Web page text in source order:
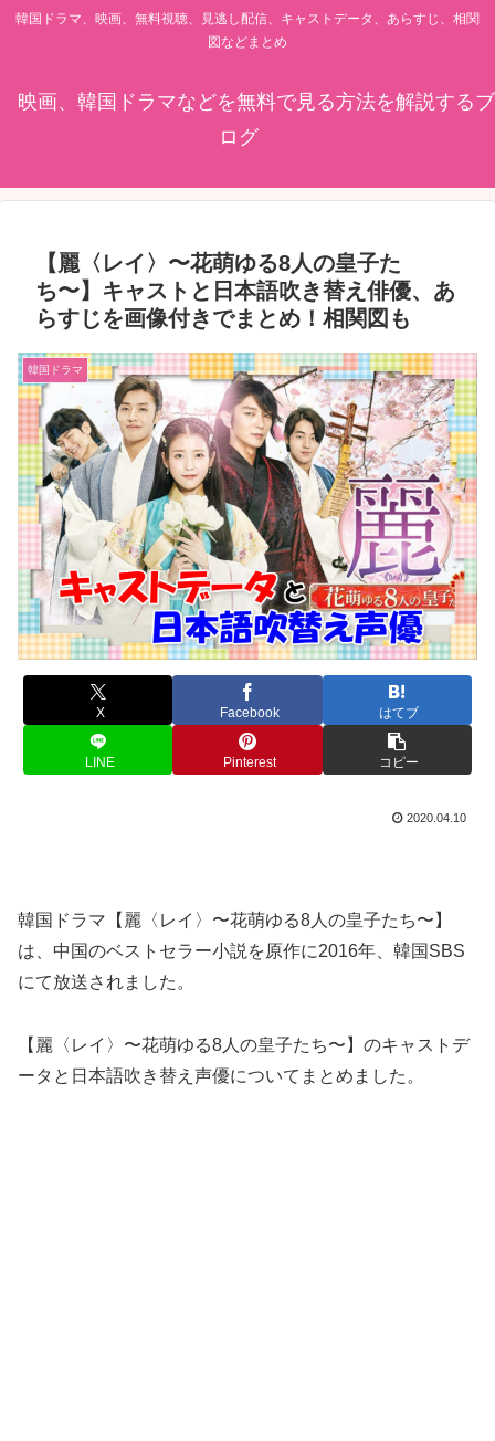
韓国ドラマ、映画、無料視聴、見逃し配信、キャストデータ、あらすじ、相関
図などまとめ
映画、韓国ドラマなどを無料で見る方法を解説するブ
ログ
【麗〈レイ〉〜花萌ゆる8人の皇子た
ち〜】キャストと日本語吹き替え俳優、あ
らすじを画像付きでまとめ！相関図も
韓国ドラマ
X Facebook はてブ
LINE Pinterest コピー
2020.04.10
韓国ドラマ【麗〈レイ〉〜花萌ゆる8人の皇子たち〜】
は、中国のベストセラー小説を原作に2016年、韓国SBS
にて放送されました。
【麗〈レイ〉〜花萌ゆる8人の皇子たち〜】のキャストデ
ータと日本語吹き替え声優についてまとめました。